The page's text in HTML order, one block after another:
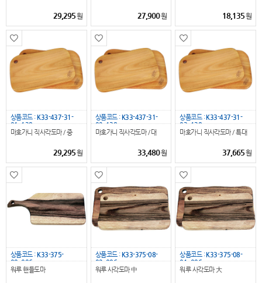
29,295원 27,900원 18,135원
상품코드 : K33-437-31-
01_138
마호가니 직사각도마 / 중
29,295원
상품코드 : K33-437-31-
02_138
마호가니 직사각도마 / 대
33,480원
상품코드 : K33-437-31-
03_138
마호가니 직사각도마 / 특대
37,665원
상품코드 :K33-375-
09_096
워루 핸들도마
상품코드 :K33-375-08-
02_096
워루 사각도마 中
상품코드 :K33-375-08-
01_096
워루 사각도마 大